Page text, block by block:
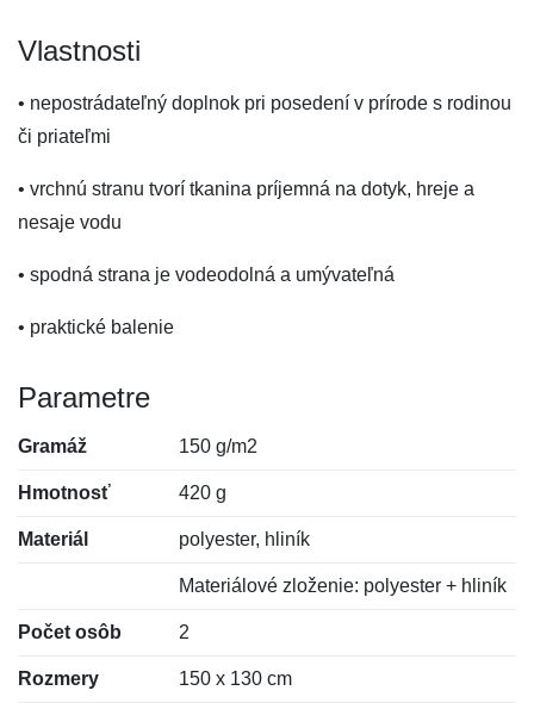
Vlastnosti
• nepostrádateľný doplnok pri posedení v prírode s rodinou
či priateľmi
• vrchnú stranu tvorí tkanina príjemná na dotyk, hreje a
nesaje vodu
• spodná strana je vodeodolná a umývateľná
• praktické balenie
Parametre
Gramáž 150 g/m2
Hmotnosť 420 g
Materiál polyester, hliník
Materiálové zloženie: polyester + hliník
Počet osôb 2
Rozmery 150 x 130 cm